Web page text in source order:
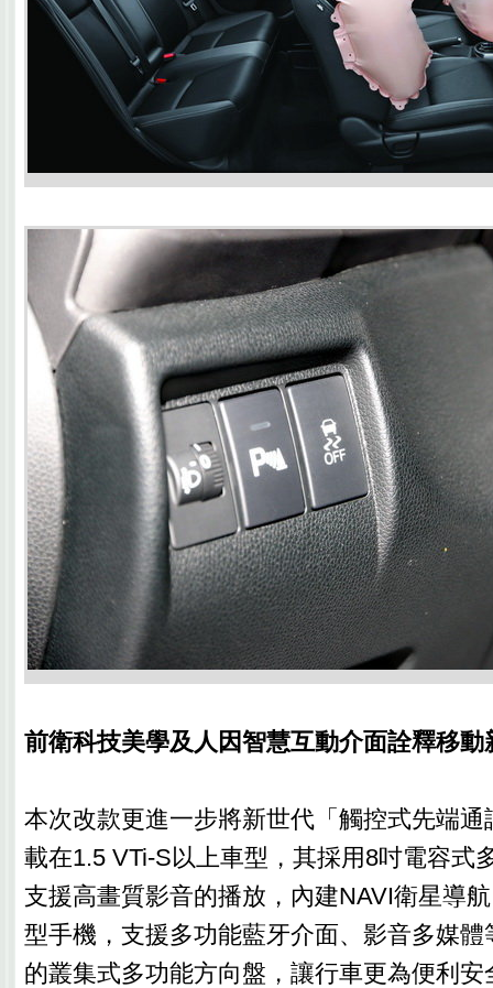
前衛科技美學及人因智慧互動介面詮釋移動
本次改款更進一步將新世代「觸控式先端
載在1.5 VTi-S以上車型，其採用8吋電容式
支援高畫質影音的播放，內建NAVI衛星導
型手機，支援多功能藍牙介面、影音多媒
的叢集式多功能方向盤，讓行車更為便利